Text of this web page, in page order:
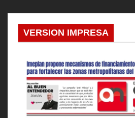
VERSION IMPRESA